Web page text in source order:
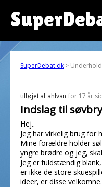
SuperDebat.dk >
tilføjet af ahlvan for 17 år
Indslag til
Hej..
Jeg har virkelig brug for
Mine forældre holder
yngre brødre og jeg,
Jeg er fuldstændig
er ikke de store
ideer, er disse